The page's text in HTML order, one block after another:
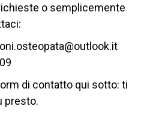
o semplicemente
di contatto qui sotto: ti
presto.